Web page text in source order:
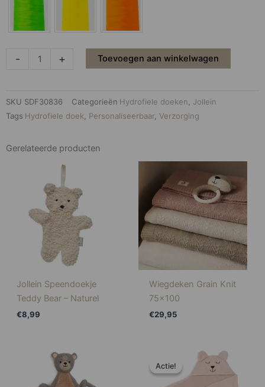
- + Toevoegen aan winkelwagen
SKU SDF30836 Categorieën Hydrofiele doeken, Jollein
Tags Hydrofiele doek, Personaliseerbaar, Verzorging
Gerelateerde producten
Jollein Speendoekje
Teddy Bear – Naturel
€8,99
Wiegdeken Grain Knit
75×100
€29,95
Actie!
Actie!
Oorspronkelijke
was:
€34,99.
Huidige
prijs
is: